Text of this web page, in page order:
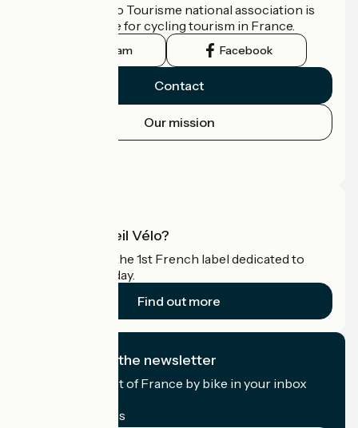
The France Vélo Tourisme national association is
the official guide for cycling tourism in France.
Instagram Facebook
Contact
Our mission
What is Accueil Vélo?
Accueil Vélo is the 1st French label dedicated to
cyclists on holiday.
Find out more
I subscribe to the newsletter
Receive the best of France by bike in your inbox
My email address